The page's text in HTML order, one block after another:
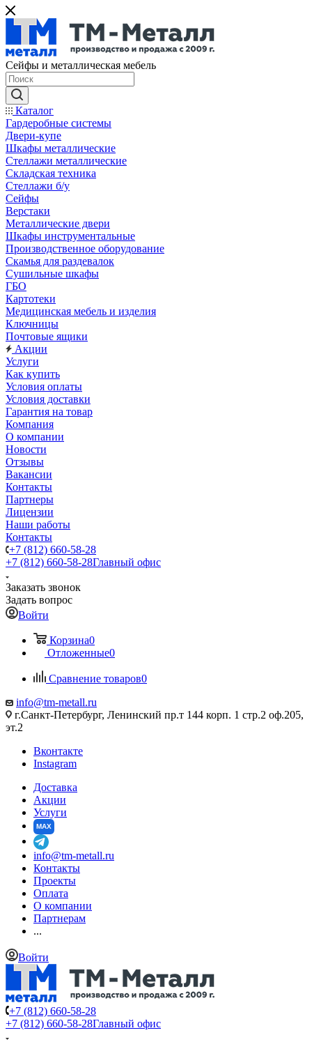
Сейфы и металлическая мебель
Каталог
Гардеробные системы
Двери-купе
Шкафы металлические
Стеллажи металлические
Складская техника
Стеллажи б/у
Сейфы
Верстаки
Металлические двери
Шкафы инструментальные
Производственное оборудование
Скамья для раздевалок
Сушильные шкафы
ГБО
Картотеки
Медицинская мебель и изделия
Ключницы
Почтовые ящики
Акции
Услуги
Как купить
Условия оплаты
Условия доставки
Гарантия на товар
Компания
О компании
Новости
Отзывы
Вакансии
Контакты
Партнеры
Лицензии
Наши работы
Контакты
+7 (812) 660-58-28
+7 (812) 660-58-28Главный офис
Заказать звонок
Задать вопрос
Войти
Корзина0
Отложенные0
Сравнение товаров0
info@tm-metall.ru
г.Санкт-Петербург, Ленинский пр.т 144 корп. 1 стр.2 оф.205,
эт.2
Вконтакте
Instagram
Доставка
Акции
Услуги
MAX
info@tm-metall.ru
Контакты
Проекты
Оплата
О компании
Партнерам
...
Войти
+7 (812) 660-58-28
+7 (812) 660-58-28Главный офис